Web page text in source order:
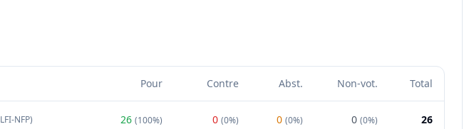
Pour Contre Abst. Non-vot. Total
LFI-NFP) 26 (100%) 0 (0%) 0 (0%) 0 (0%) 26